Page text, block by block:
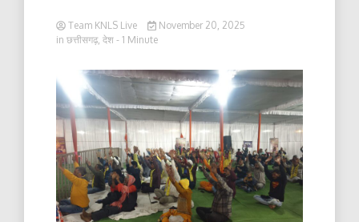
Team KNLS Live
November 20, 2025
in छत्तीसगढ़, देश - 1 Minute